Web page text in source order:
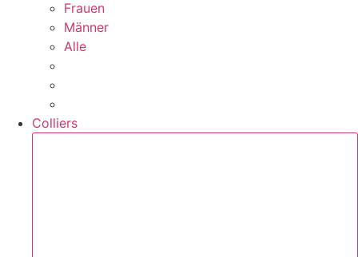
Frauen
Männer
Alle
Colliers